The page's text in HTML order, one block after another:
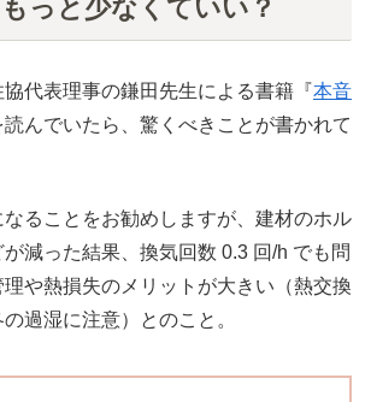
っと少なくていい？
代表理事の鎌田先生による書籍『本音
読んでいたら、驚くべきことが書かれて
ることをお勧めしますが、建材のホル
減った結果、換気回数 0.3 回/h でも問
や熱損失のメリットが大きい（熱交換
過湿に注意）とのこと。